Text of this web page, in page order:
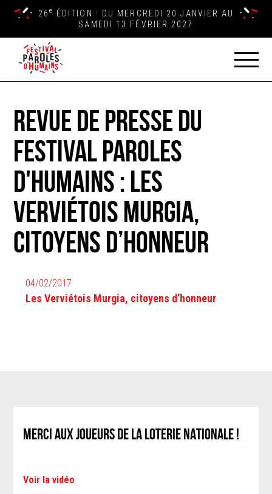
26 e ÉDITION ! DU MERCREDI 20 JANVIER AU
SAMEDI 13 FÉVRIER 2027
Revue de presse du
Festival Paroles
d'Humains : Les
Verviétois Murgia,
citoyens d’honneur
04/02/2017
Les Verviétois Murgia, citoyens d’honneur
MERCI AUX JOUEURS DE LA LOTERIE NATIONALE !
Voir la vidéo